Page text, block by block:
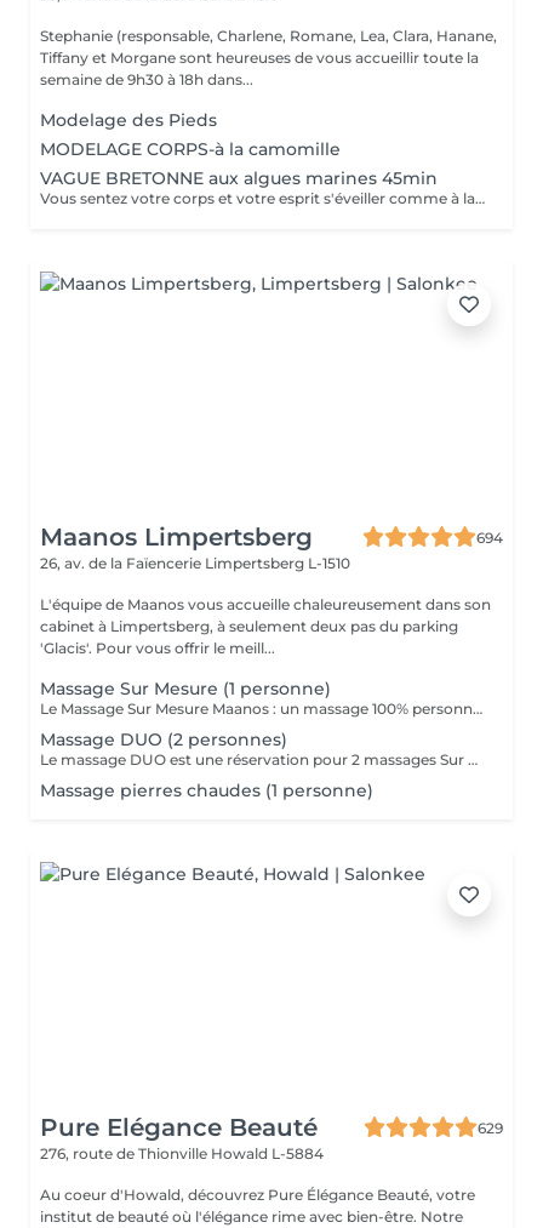
Stephanie (responsable, Charlene, Romane, Lea, Clara, Hanane,
Tiffany et Morgane sont heureuses de vous accueillir toute la
semaine de 9h30 à 18h dans...
Modelage des Pieds
MODELAGE CORPS-à la camomille
VAGUE BRETONNE aux algues marines 45min
Vous sentez votre corps et votre esprit s'éveiller comme à la suite d'un bain dans l'OCEAN. Vous vous sentez légère et revitalisée. Vos jambes retrouvent leur tonicité et leur confort.
Maanos Limpertsberg
694
26, av. de la Faïencerie Limpertsberg L-1510
L'équipe de Maanos vous accueille chaleureusement dans son
cabinet à Limpertsberg, à seulement deux pas du parking
'Glacis'. Pour vous offrir le meill...
Massage Sur Mesure (1 personne)
Le Massage Sur Mesure Maanos : un massage 100% personnalisé en fonction de vos besoins et de vos envies !
Massage DUO (2 personnes)
Le massage DUO est une réservation pour 2 massages Sur Mesure, en même temps dans la même cabine. Les 2 personnes pourront personnaliser leurs massages en fonction de leurs envies. Possibilité de demander 2 cabines séparées en arrivant sur place.
Massage pierres chaudes (1 personne)
Pure Elégance Beauté
629
276, route de Thionville Howald L-5884
Au coeur d'Howald, découvrez Pure Élégance Beauté, votre
institut de beauté où l'élégance rime avec bien-être. Notre